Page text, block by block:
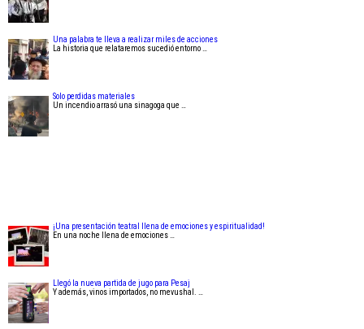
Una palabra te lleva a realizar miles de acciones
La historia que relataremos sucedió entorno …
Solo perdidas materiales
Un incendio arrasó una sinagoga que …
¡Una presentación teatral llena de emociones y espiritualidad!
En una noche llena de emociones …
Llegó la nueva partida de jugo para Pesaj
Y además, vinos importados, no mevushal. …